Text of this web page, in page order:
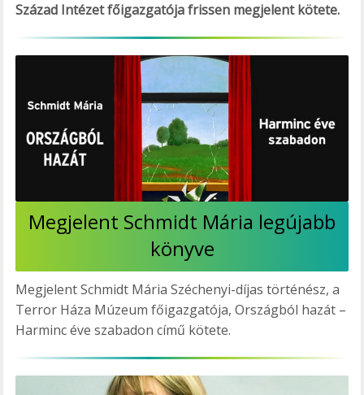
Század Intézet főigazgatója frissen megjelent kötete.
Megjelent Schmidt Mária legújabb
könyve
Megjelent Schmidt Mária Széchenyi-díjas történész, a
Terror Háza Múzeum főigazgatója, Országból hazát –
Harminc éve szabadon című kötete.